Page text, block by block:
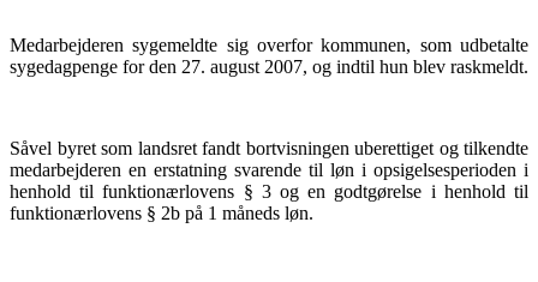
Medarbejderen sygemeldte sig overfor kommunen, som udbetalte
sygedagpenge for den 27. august 2007, og indtil hun blev raskmeldt.
Såvel byret som landsret fandt bortvisningen uberettiget og tilkendte
medarbejderen en erstatning svarende til løn i opsigelsesperioden i
henhold til funktionærlovens § 3 og en godtgørelse i henhold til
funktionærlovens § 2b på 1 måneds løn.